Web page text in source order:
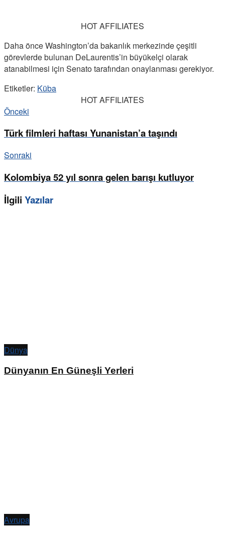
HOT AFFILIATES
Daha önce Washington’da bakanlık merkezinde çeşitli
görevlerde bulunan DeLaurentis’in büyükelçi olarak
atanabilmesi için Senato tarafından onaylanması gerekiyor.
Etiketler: Küba
HOT AFFILIATES
Önceki
Türk filmleri haftası Yunanistan’a taşındı
Sonraki
Kolombiya 52 yıl sonra gelen barışı kutluyor
İlgili Yazılar
Dünya
Dünyanın En Güneşli Yerleri
Avrupa